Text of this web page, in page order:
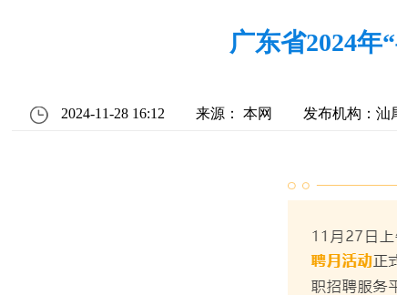
广东省2024年
2024-11-28 16:12 来源： 本网 发布机构：汕